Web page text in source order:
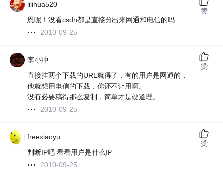
lilihua520
恩呢！没看csdn都是直接分出来网通和电信的吗
2010-09-25
赞
李小冲
直接挂两个下载的URL就得了，有的用户是网通的，
他就想用电信的下载，你还不让用啊。
没有必要稿得那么复制，简单才是硬道理。
2010-09-25
赞
freexiaoyu
判断IP吧 看看用户是什么IP
2010-09-25
赞